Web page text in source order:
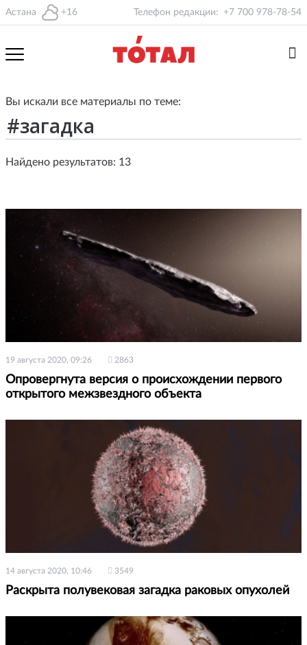
Астана +16 Телефон редакции: +7 700 978-78-54
Вы искали все материалы по теме:
Найдено результатов: 13
19 августа 2020, 09:26 2863
Опровергнута версия о происхождении первого
открытого межзвездного объекта
14 августа 2020, 10:46 3549
Раскрыта полувековая загадка раковых опухолей